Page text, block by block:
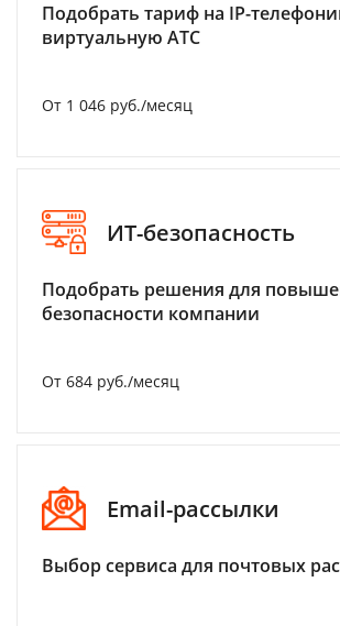
Подобрать тариф на IP-
виртуальную АТС
От 1 046 руб./месяц
ИТ-безопасность
Подобрать решения для
безопасности компании
От 684 руб./месяц
Email-рассылки
Выбор сервиса для почтовых